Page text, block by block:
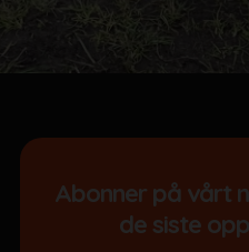
Abonner på vårt
de siste